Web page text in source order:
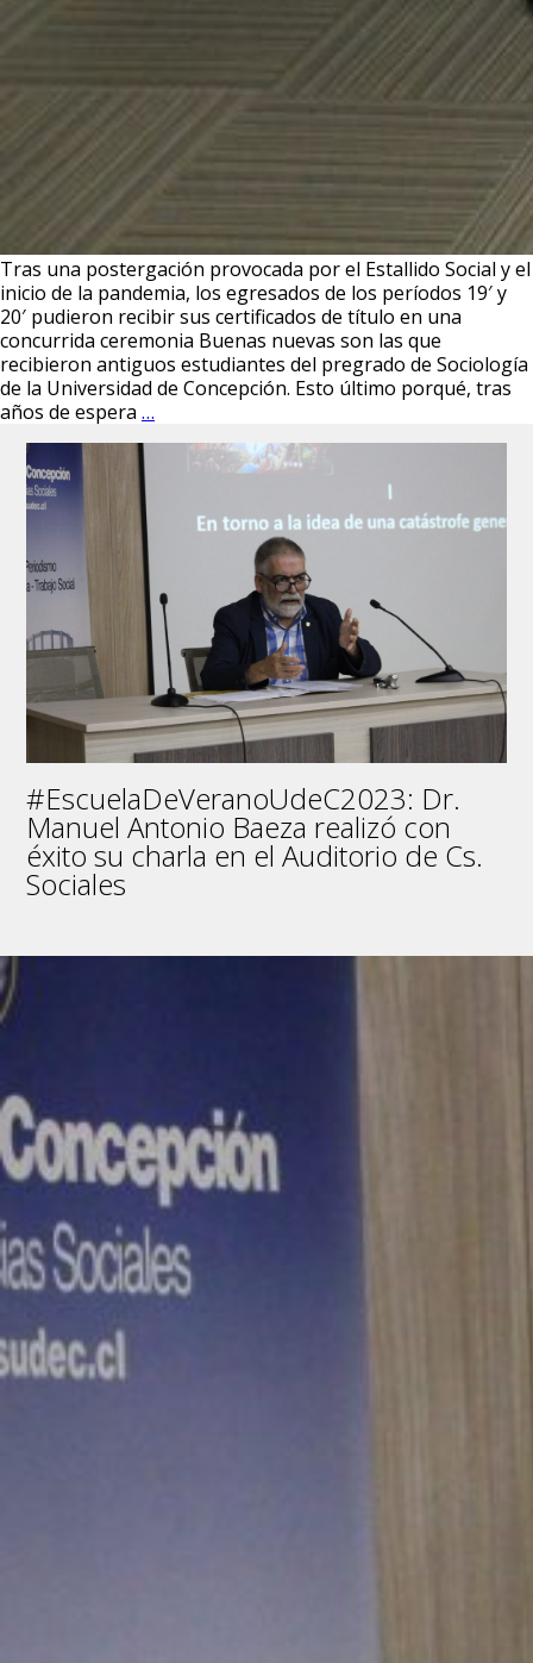
Tras una postergación provocada por el Estallido Social y el
inicio de la pandemia, los egresados de los períodos 19′ y
20′ pudieron recibir sus certificados de título en una
concurrida ceremonia Buenas nuevas son las que
recibieron antiguos estudiantes del pregrado de Sociología
de la Universidad de Concepción. Esto último porqué, tras
años de espera …
con
una
ceremonia
de
titulación
en
el
Auditorio
de
la
Facultad
de
#EscuelaDeVeranoUdeC2023: Dr.
Manuel Antonio Baeza realizó con
éxito su charla en el Auditorio de Cs.
Sociales